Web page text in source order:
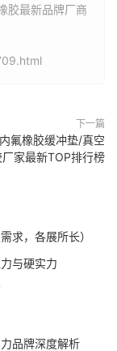
胶最新品牌厂商
下一篇
氟橡胶缓冲垫/真空
厂家最新TOP排行榜
求，各展所长）
与硬实力
品牌深度解析